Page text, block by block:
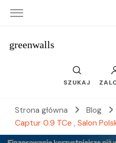
greenwalls
SZUKAJ
Strona główna Blog
Captur 0.9 TCe , Salon